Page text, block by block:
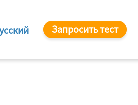
Запросить тест